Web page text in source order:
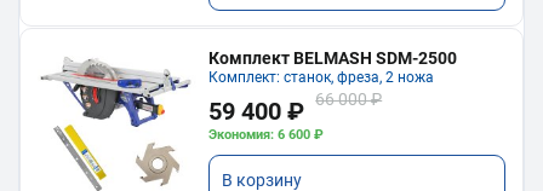
Комплект BELMASH SDM-2500
Комплект: станок, фреза, 2 ножа
59 400 ₽ 66 000 ₽
Экономия: 6 600 ₽
В корзину